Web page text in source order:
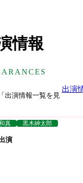
情報
出演情報一覧を見
出演
真 黒木紳太郎
演